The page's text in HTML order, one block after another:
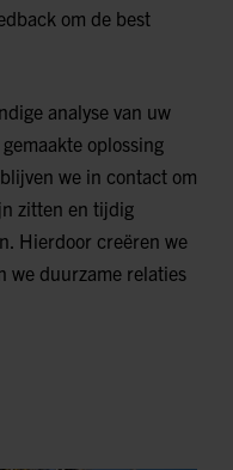
om de best
analyse van uw
oplossing
we in contact om
zitten en tijdig
Hierdoor creëren we
we duurzame relaties